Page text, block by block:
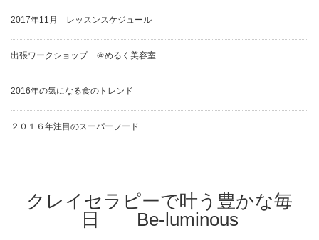
2017年11月 レッスンスケジュール
出張ワークショップ ＠めるく美容室
2016年の気になる食のトレンド
２０１６年注目のスーパーフード
クレイセラピーで叶う豊かな毎
日 Be-luminous